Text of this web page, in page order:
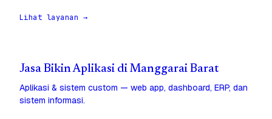
Lihat layanan →
Jasa Bikin Aplikasi di Manggarai Barat
Aplikasi & sistem custom — web app, dashboard, ERP, dan
sistem informasi.